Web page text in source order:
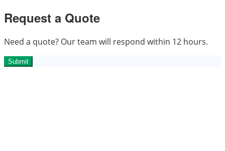
Request a Quote
Need a quote? Our team will respond within 12 hours.
Submit